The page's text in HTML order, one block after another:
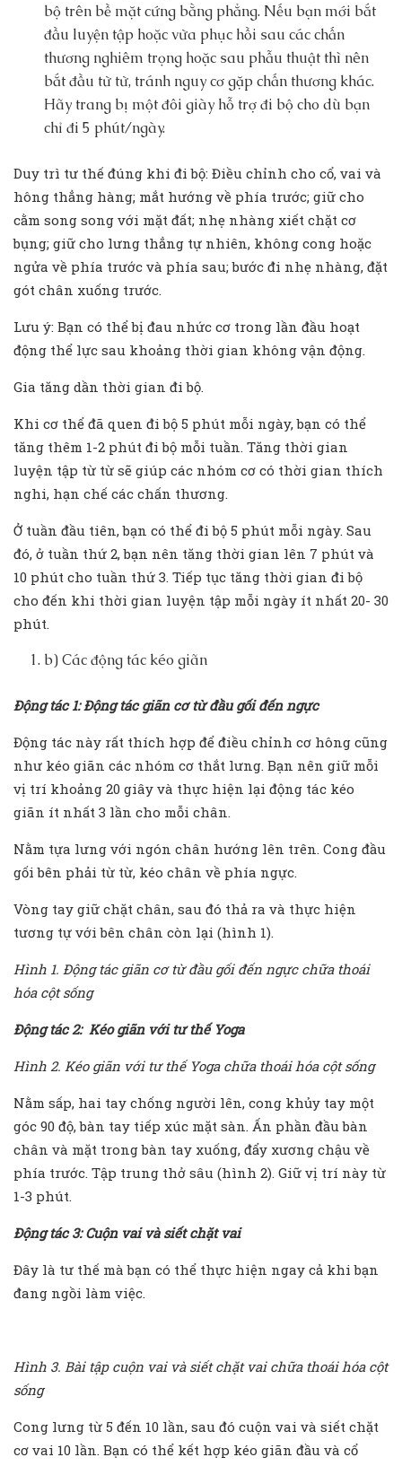
bộ trên bề mặt cứng bằng phẳng. Nếu bạn mới bắt
đầu luyện tập hoặc vừa phục hồi sau các chấn
thương nghiêm trọng hoặc sau phẫu thuật thì nên
bắt đầu từ từ, tránh nguy cơ gặp chấn thương khác.
Hãy trang bị một đôi giày hỗ trợ đi bộ cho dù bạn
chỉ đi 5 phút/ngày.
Duy trì tư thế đúng khi đi bộ: Điều chỉnh cho cổ, vai và
hông thẳng hàng; mắt hướng về phía trước; giữ cho
cằm song song với mặt đất; nhẹ nhàng xiết chặt cơ
bụng; giữ cho lưng thẳng tự nhiên, không cong hoặc
ngửa về phía trước và phía sau; bước đi nhẹ nhàng, đặt
gót chân xuống trước.
Lưu ý: Bạn có thể bị đau nhức cơ trong lần đầu hoạt
động thể lực sau khoảng thời gian không vận động.
Gia tăng dần thời gian đi bộ.
Khi cơ thể đã quen đi bộ 5 phút mỗi ngày, bạn có thể
tăng thêm 1-2 phút đi bộ mỗi tuần. Tăng thời gian
luyện tập từ từ sẽ giúp các nhóm cơ có thời gian thích
nghi, hạn chế các chấn thương.
Ở tuần đầu tiên, bạn có thể đi bộ 5 phút mỗi ngày. Sau
đó, ở tuần thứ 2, bạn nên tăng thời gian lên 7 phút và
10 phút cho tuần thứ 3. Tiếp tục tăng thời gian đi bộ
cho đến khi thời gian luyện tập mỗi ngày ít nhất 20- 30
phút.
b) Các động tác kéo giãn
Động tác 1: Động tác giãn cơ từ đầu gối đến ngực
Động tác này rất thích hợp để điều chỉnh cơ hông cũng
như kéo giãn các nhóm cơ thắt lưng. Bạn nên giữ mỗi
vị trí khoảng 20 giây và thực hiện lại động tác kéo
giãn ít nhất 3 lần cho mỗi chân.
Nằm tựa lưng với ngón chân hướng lên trên. Cong đầu
gối bên phải từ từ, kéo chân về phía ngực.
Vòng tay giữ chặt chân, sau đó thả ra và thực hiện
tương tự với bên chân còn lại (hình 1).
Hình 1. Động tác giãn cơ từ đầu gối đến ngực chữa thoái
hóa cột sống
Động tác 2: Kéo giãn với tư thế Yoga
Hình 2. Kéo giãn với tư thế Yoga chữa thoái hóa cột sống
Nằm sấp, hai tay chống người lên, cong khủy tay một
góc 90 độ, bàn tay tiếp xúc mặt sàn. Ấn phần đầu bàn
chân và mặt trong bàn tay xuống, đẩy xương chậu về
phía trước. Tập trung thở sâu (hình 2). Giữ vị trí này từ
1-3 phút.
Động tác 3: Cuộn vai và siết chặt vai
Đây là tư thế mà bạn có thể thực hiện ngay cả khi bạn
đang ngồi làm việc.
Hình 3. Bài tập cuộn vai và siết chặt vai chữa thoái hóa cột
sống
Cong lưng từ 5 đến 10 lần, sau đó cuộn vai và siết chặt
cơ vai 10 lần. Bạn có thể kết hợp kéo giãn đầu và cổ